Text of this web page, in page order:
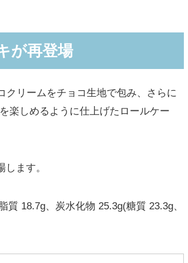
が再登場
リームをチョコ生地で包み、さらに
楽しめるように仕上げたロールケー
ます。
18.7g、炭水化物 25.3g(糖質 23.3g、